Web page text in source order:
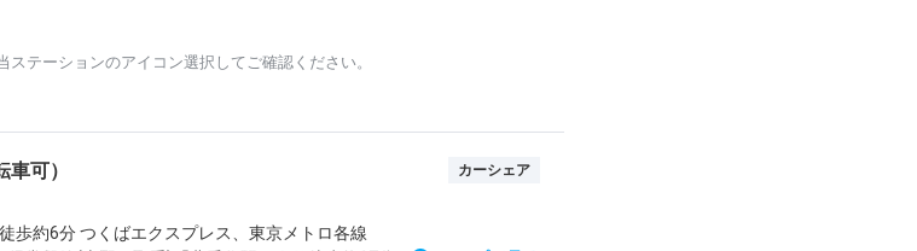
テーションのアイコン選択してご確認ください。
可） カーシェア
歩約6分 つくばエクスプレス、東京メトロ各線